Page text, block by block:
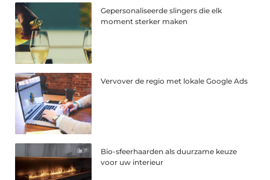
Gepersonaliseerde slingers die elk
moment sterker maken
Vervover de regio met lokale Google Ads
Bio-sfeerhaarden als duurzame keuze
voor uw interieur